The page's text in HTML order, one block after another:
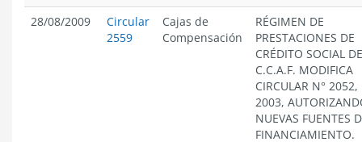
28/08/2009
Circular
2559
Cajas de
Compensación
RÉGIMEN DE
PRESTACIONES DE
CRÉDITO SOCIAL
C.C.A.F. MODIFICA
CIRCULAR N° 2052,
2003,
NUEVAS FUENTES
FINANCIAMIENTO.